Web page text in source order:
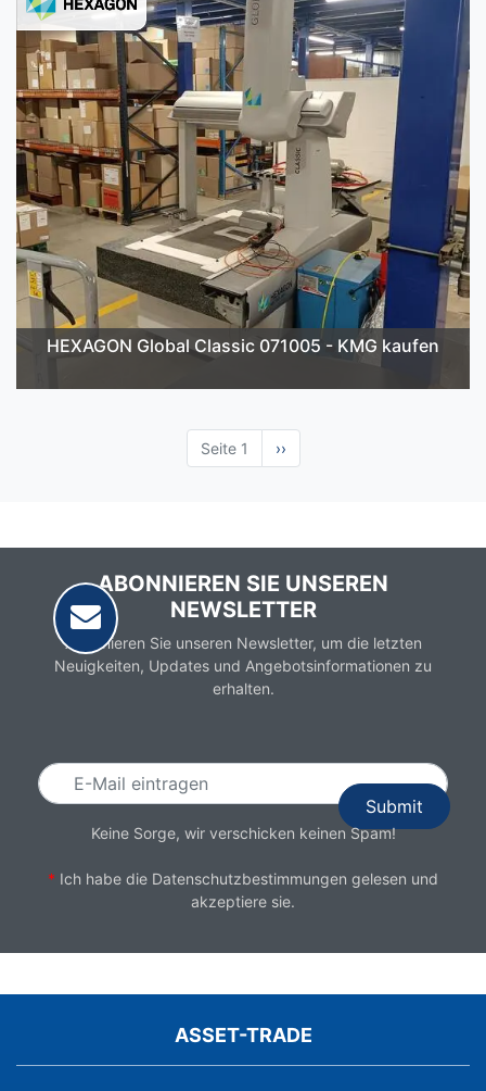
HEXAGON Global Classic 071005 - KMG kaufen
Seite 1
Nächste
Seite
››
ABONNIEREN SIE UNSEREN
NEWSLETTER
Abonnieren Sie unseren Newsletter, um die letzten
Neuigkeiten, Updates und Angebotsinformationen zu
erhalten.
Keine Sorge, wir verschicken keinen Spam!
* Ich habe die Datenschutzbestimmungen gelesen und
akzeptiere sie.
ASSET-TRADE